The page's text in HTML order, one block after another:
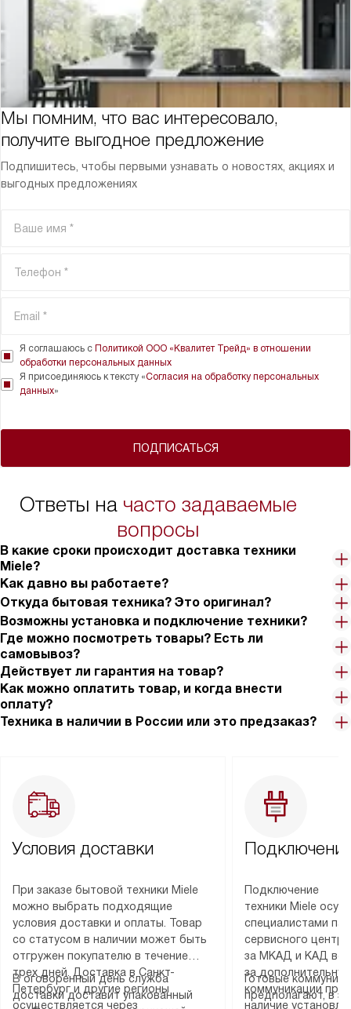
Мы помним, что вас интересовало,
получите выгодное предложение
Подпишитесь, чтобы первыми узнавать о новостях, акциях и
выгодных предложениях
ПОДПИСАТЬСЯ
Я соглашаюсь с Политикой ООО «Квалитет Трейд» в отношении
обработки персональных данных
Я присоединяюсь к тексту «Согласия на обработку персональных
данных»
Ответы на часто задаваемые
вопросы
В какие сроки происходит доставка техники
Miele?
Как давно вы работаете?
Откуда бытовая техника? Это оригинал?
Возможны установка и подключение техники?
Где можно посмотреть товары? Есть ли
самовывоз?
Действует ли гарантия на товар?
Как можно оплатить товар, и когда внести
оплату?
Техника в наличии в России или это предзаказ?
Условия доставки
При заказе бытовой техники Miele
можно выбрать подходящие
условия доставки и оплаты. Товар
со статусом в наличии может быть
отгружен покупателю в течение
трех дней. Доставка в Санкт-
Петербург и другие регионы
осуществляется через
В оговоренный день служба
доставки доставит упакованный
Подключение
техники Miele
специалистами
сервисного
за МКАД и КАД
за
коммуникации
наличие
Готовые
предполагают, в